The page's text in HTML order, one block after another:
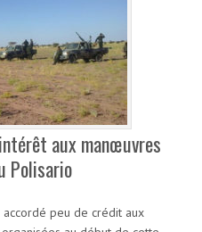
aux manœuvres
Polisario
peu de crédit aux